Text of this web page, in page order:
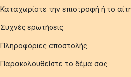
Καταχωρίστε την επιστροφή ή το
Συχνές ερωτήσεις
Πληροφόριες αποστολής
Παρακολουθείστε το δέμα σας